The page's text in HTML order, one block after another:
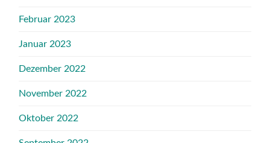
Februar 2023
Januar 2023
Dezember 2022
November 2022
Oktober 2022